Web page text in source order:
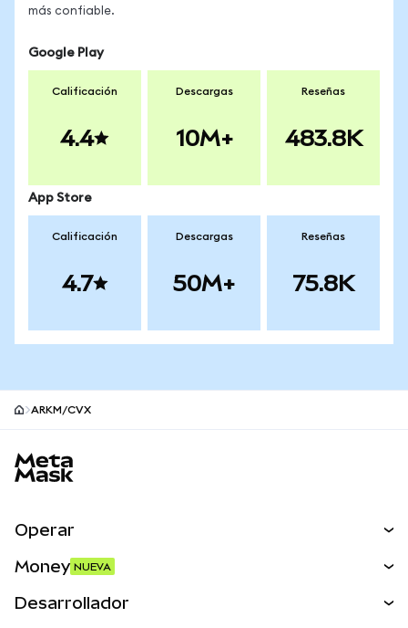
más confiable.
Google Play
Calificación
4.4
Descargas
10M+
Reseñas
483.8K
App Store
Calificación
4.7
Descargas
50M+
Reseñas
75.8K
ARKM/CVX
Operar
Money NUEVA
Desarrollador